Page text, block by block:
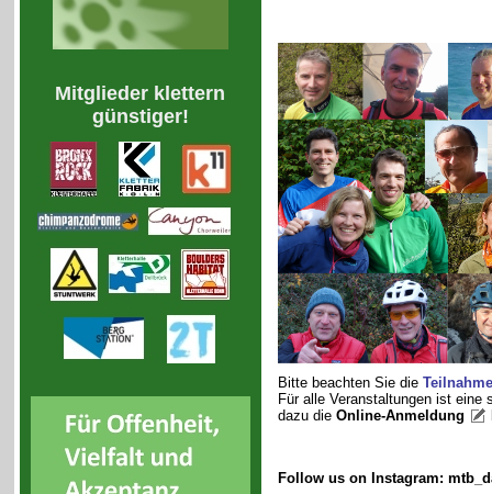
Mitglieder klettern
günstiger!
Bitte beachten Sie die
Für alle Veranstaltungen ist
dazu die Online-Anmeldung
Follow us on Instagram: